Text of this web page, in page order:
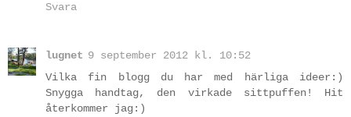
Svara
lugnet 9 september 2012 kl. 10:52
Vilka fin blogg du har med härliga ideer:)
Snygga handtag, den virkade sittpuffen! Hit
återkommer jag:)